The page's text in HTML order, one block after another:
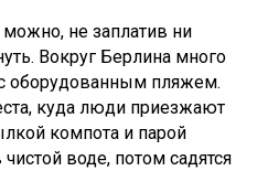
можно, не заплатив ни
Вокруг Берлина много
оборудованным пляжем.
куда люди приезжают
компота и парой
воде, потом садятся